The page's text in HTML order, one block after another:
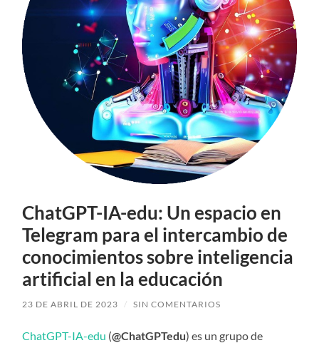
ChatGPT-IA-edu: Un espacio en
Telegram para el intercambio de
conocimientos sobre inteligencia
artificial en la educación
23 DE ABRIL DE 2023 / SIN COMENTARIOS
ChatGPT-IA-edu (@ChatGPTedu) es un grupo de